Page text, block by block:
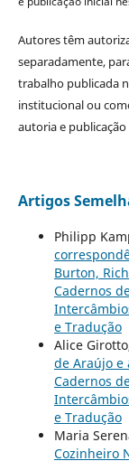
Autores têm
separadamente,
trabalho publicada
institucional ou
autoria e
Artigos
Philipp
Burton,
Cadernos
e Tradução
Alice
de Araújo e
Cadernos
e Tradução
Maria
Cozinheiro